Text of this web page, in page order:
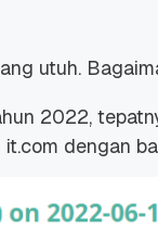
utuh.
2022,
dengan